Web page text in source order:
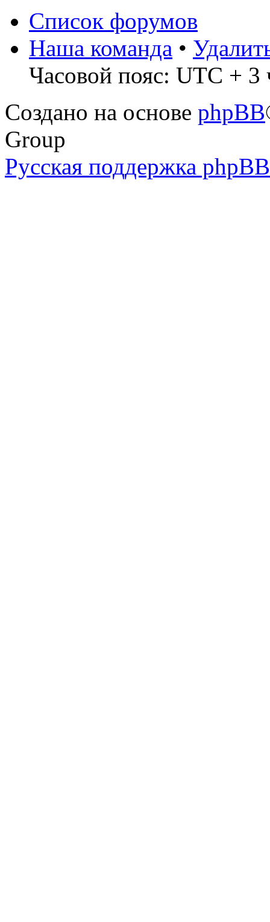
Список форумов
Наша команда •
Часовой пояс: UTC + 3
Создано на основе phpBB
Group
Русская поддержка phpBB